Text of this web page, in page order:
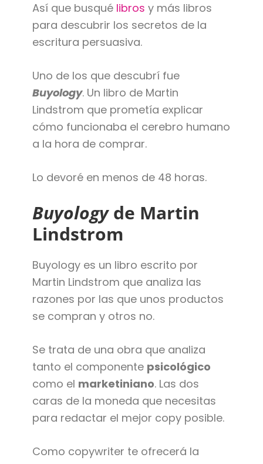
Así que busqué libros y más libros
para descubrir los secretos de la
escritura persuasiva.
Uno de los que descubrí fue
Buyology. Un libro de Martin
Lindstrom que prometía explicar
cómo funcionaba el cerebro humano
a la hora de comprar.
Lo devoré en menos de 48 horas.
Buyologyde Martin
Lindstrom
Buyology es un libro escrito por
Martin Lindstrom que analiza las
razones por las que unos productos
se compran y otros no.
Se trata de una obra que analiza
tanto el componente psicológico
como el marketiniano. Las dos
caras de la moneda que necesitas
para redactar el mejor copy posible.
Como copywriter te ofrecerá la